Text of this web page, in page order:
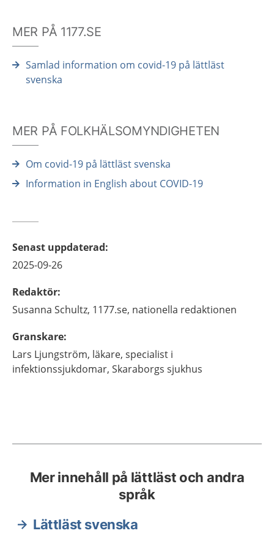
MER PÅ 1177.SE
Samlad information om covid-19 på lättläst
svenska
MER PÅ FOLKHÄLSOMYNDIGHETEN
Om covid-19 på lättläst svenska
Information in English about COVID-19
Senast uppdaterad:
2025-09-26
Redaktör:
Susanna Schultz, 1177.se, nationella redaktionen
Granskare:
Lars Ljungström, läkare, specialist i
infektionssjukdomar, Skaraborgs sjukhus
Mer innehåll på lättläst och andra
språk
Lättläst svenska